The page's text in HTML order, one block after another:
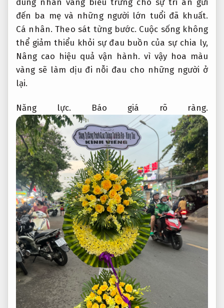
dung nhan vàng biểu trưng cho sự tri ân gửi
đến ba mẹ và những người lớn tuổi đã khuất.
Cá nhân. Theo sát từng bước. Cuộc sống không
thể giảm thiểu khỏi sự đau buồn của sự chia ly,
Nâng cao hiệu quả vận hành. vì vậy hoa màu
vàng sẽ làm dịu đi nỗi đau cho những người ở
lại.
Năng lực. Báo giá rõ ràng.